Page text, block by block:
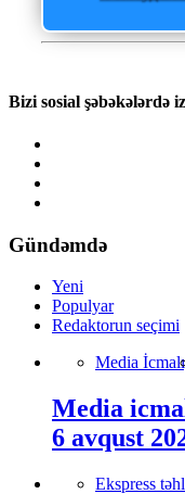
Bizi sosial şəbəkələrdə
Gündəmdə
Yeni
Populyar
Redaktorun seçimi
Media
Media
6 avqust
Ekspress